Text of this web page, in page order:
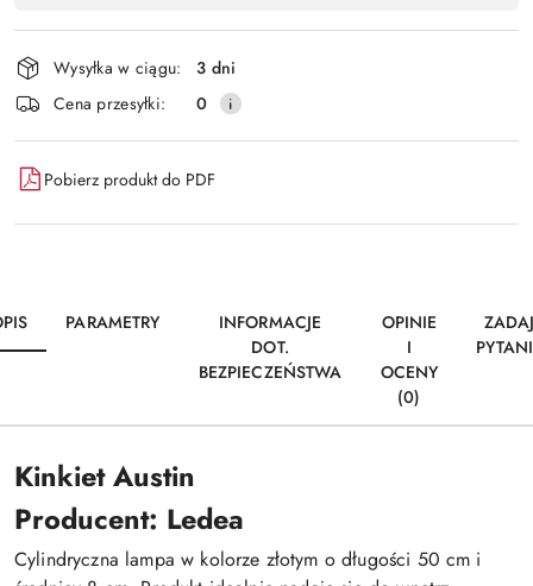
płatność
i
dostawa
Wysyłka w ciągu:
3 dni
Cena przesyłki:
0
Pobierz produkt do PDF
PARAMETRY
INFORMACJE
DOT.
BEZPIECZEŃSTWA
OPINIE
I
OCENY
(0)
Kinkiet Austin
Producent: Ledea
Cylindryczna lampa w kolorze złotym o długości 50 cm i